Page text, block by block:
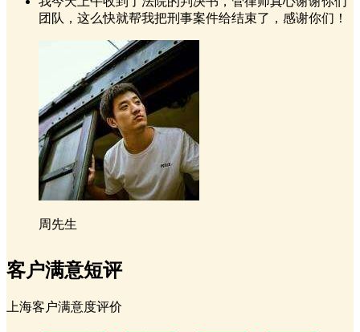
团队，这么快就帮我把刑事案件给结束了，感谢你们！
周先生
客户满意短评
上海客户满意度评价